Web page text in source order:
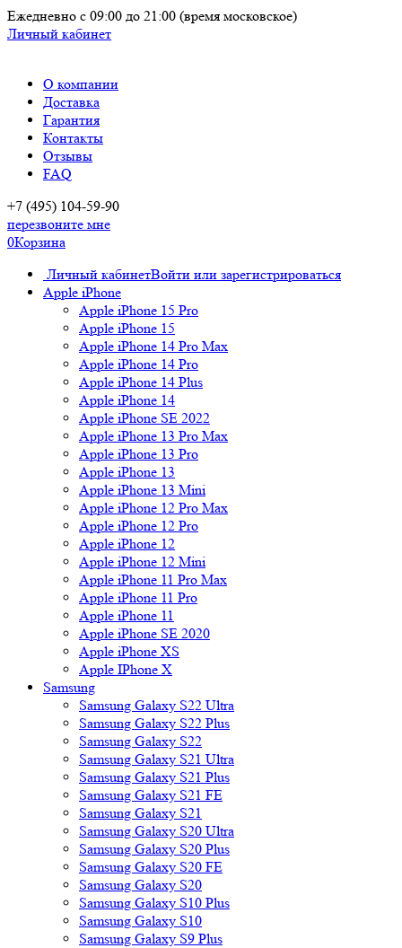
Ежедневно с 09:00 до 21:00 (время московское)
Личный кабинет
О компании
Доставка
Гарантия
Контакты
Отзывы
FAQ
+7 (495) 104-59-90
перезвоните мне
0Корзина
Личный кабинетВойти или зарегистрироваться
Apple iPhone
Apple iPhone 15 Pro
Apple iPhone 15
Apple iPhone 14 Pro Max
Apple iPhone 14 Pro
Apple iPhone 14 Plus
Apple iPhone 14
Apple iPhone SE 2022
Apple iPhone 13 Pro Max
Apple iPhone 13 Pro
Apple iPhone 13
Apple iPhone 13 Mini
Apple iPhone 12 Pro Max
Apple iPhone 12 Pro
Apple iPhone 12
Apple iPhone 12 Mini
Apple iPhone 11 Pro Max
Apple iPhone 11 Pro
Apple iPhone 11
Apple iPhone SE 2020
Apple iPhone XS
Apple IPhone X
Samsung
Samsung Galaxy S22 Ultra
Samsung Galaxy S22 Plus
Samsung Galaxy S22
Samsung Galaxy S21 Ultra
Samsung Galaxy S21 Plus
Samsung Galaxy S21 FE
Samsung Galaxy S21
Samsung Galaxy S20 Ultra
Samsung Galaxy S20 Plus
Samsung Galaxy S20 FE
Samsung Galaxy S20
Samsung Galaxy S10 Plus
Samsung Galaxy S10
Samsung Galaxy S9 Plus